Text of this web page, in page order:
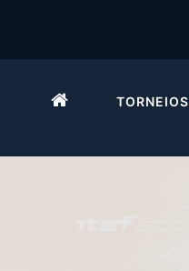
TORNEIOS